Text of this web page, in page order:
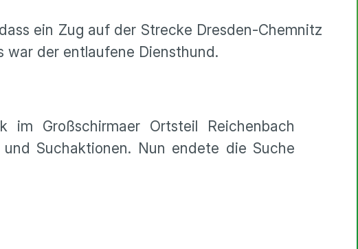
ein Zug auf der Strecke Dresden-Chemnitz
war der entlaufene Diensthund.
Großschirmaer Ortsteil Reichenbach
Suchaktionen. Nun endete die Suche